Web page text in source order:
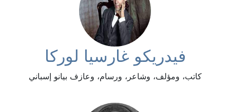
فيدريكو غارسيا لوركا
كاتب، ومؤلف، وشاعر، ورسام، وعازف بيانو إسباني